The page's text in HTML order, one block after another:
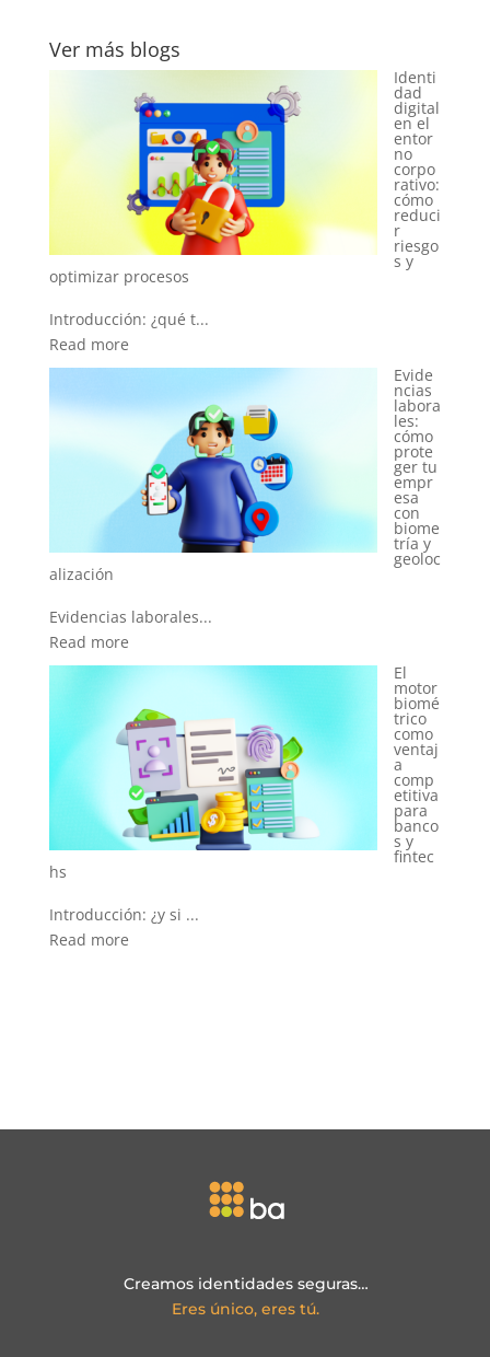
Ver más blogs
Evide
labora
prote
geoloc
fintec
Onbo
ardin
g
digital
en el
sector
financ
iero:
cómo
el primer clic
Read more
¿Cóm
o
imple
menta
una
empr
esa
IDaaS
sin
morir
Introducción: identi...
El
nuevo
rol del
área
de
RRHH
en la
era de
la
asiste
ncia
Introducción: del co...
Creamos identidades seguras…
Eres único, eres tú.